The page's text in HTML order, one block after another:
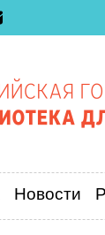
Новости